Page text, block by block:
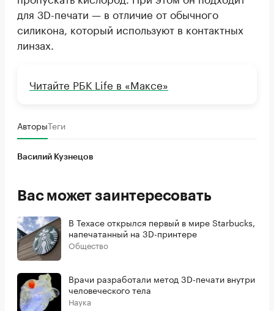
для 3D-печати — в отличие от обычного
силикона, который используют в контактных
линзах.
Читайте РБК Life в «Максе»
АвторыТеги
Василий Кузнецов
Вас может заинтересовать
В Техасе открылся первый в мире Starbucks,
напечатанный на 3D-принтере
Общество
Врачи разработали метод 3D-печати внутри
человеческого тела
Наука